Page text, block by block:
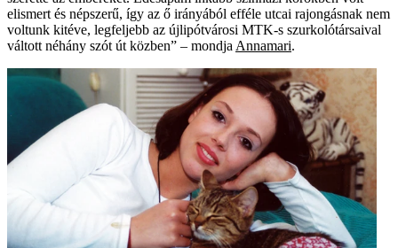
elismert és népszerű, így az ő irányából efféle utcai rajongásnak nem
voltunk kitéve, legfeljebb az újlipótvárosi MTK-s szurkolótársaival
váltott néhány szót út közben” – mondja Annamari.